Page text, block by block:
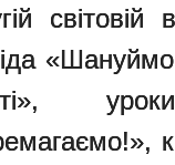
«Шануймо